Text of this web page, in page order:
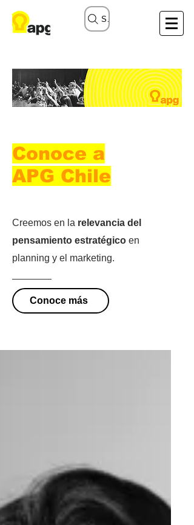
Search
Conoce a
APG Chile
Creemos en la relevancia del
pensamiento estratégico en
planning y el marketing.
Conoce más